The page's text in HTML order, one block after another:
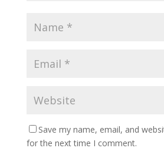
Save my name, email, and
for the next time I comment.